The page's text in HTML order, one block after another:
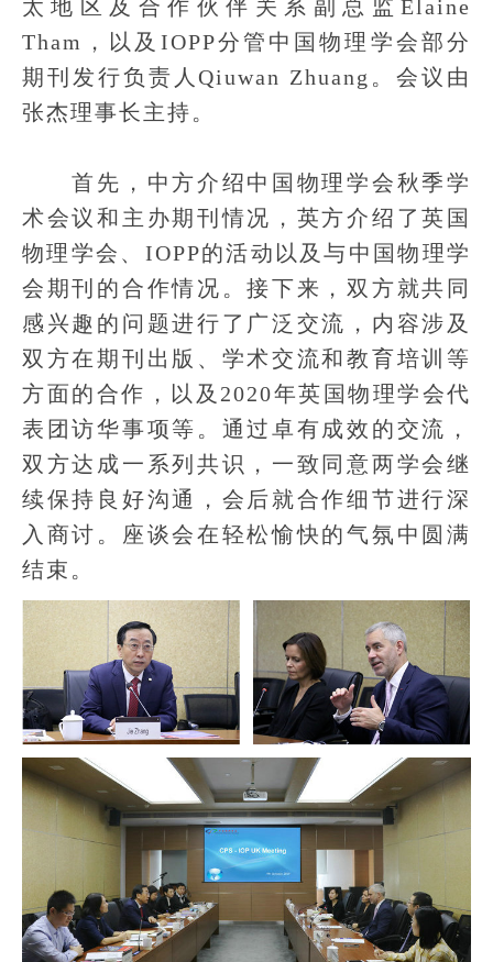
太地区及合作伙伴关系副总监Elaine
Tham，以及IOPP分管中国物理学会部分
期刊发行负责人Qiuwan Zhuang。会议由
张杰理事长主持。
首先，中方介绍中国物理学会秋季学
术会议和主办期刊情况，英方介绍了英国
物理学会、IOPP的活动以及与中国物理学
会期刊的合作情况。接下来，双方就共同
感兴趣的问题进行了广泛交流，内容涉及
双方在期刊出版、学术交流和教育培训等
方面的合作，以及2020年英国物理学会代
表团访华事项等。通过卓有成效的交流，
双方达成一系列共识，一致同意两学会继
续保持良好沟通，会后就合作细节进行深
入商讨。座谈会在轻松愉快的气氛中圆满
结束。